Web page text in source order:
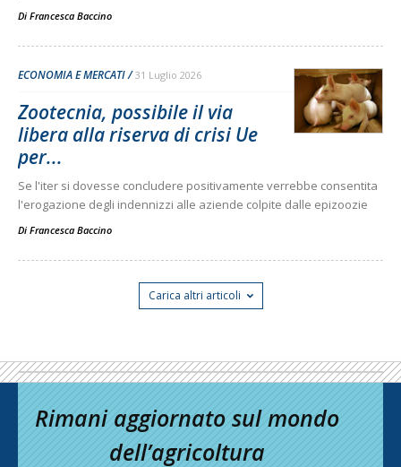
Di Francesca Baccino
ECONOMIA E MERCATI 31 Luglio 2026
Zootecnia, possibile il via
libera alla riserva di crisi Ue
per...
Se l'iter si dovesse concludere positivamente verrebbe consentita
l'erogazione degli indennizzi alle aziende colpite dalle epizoozie
Di Francesca Baccino
Carica altri articoli
Rimani aggiornato sul mondo
dell’agricoltura